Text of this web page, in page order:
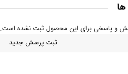
و پاسخی برای این محصول ثبت نشده است.
ثبت پرسش جدید